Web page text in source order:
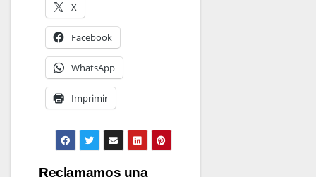
X
Facebook
WhatsApp
Imprimir
Reclamamos una